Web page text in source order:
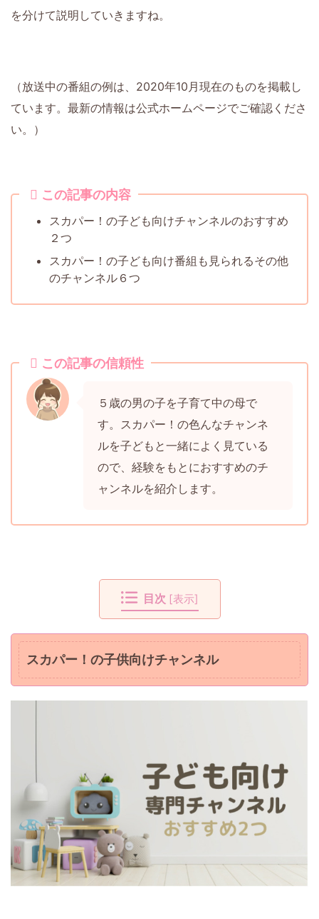
を分けて説明していきますね。
（放送中の番組の例は、2020年10月現在のものを掲載し
ています。最新の情報は公式ホームページでご確認くださ
い。）
この記事の内容
スカパー！の子ども向けチャンネルのおすすめ
２つ
スカパー！の子ども向け番組も見られるその他
のチャンネル６つ
この記事の信頼性
５歳の男の子を子育て中の母で
す。スカパー！の色んなチャンネ
ルを子どもと一緒によく見ている
ので、経験をもとにおすすめのチ
ャンネルを紹介します。
目次 [表示]
スカパー！の子供向けチャンネル